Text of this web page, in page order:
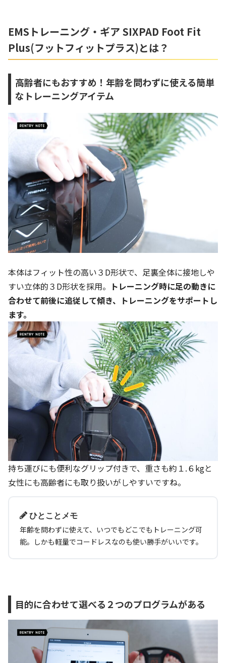
EMS トレーニング・ギア SIXPAD Foot Fit
Plus(フットフィットプラス)とは？
高齢者にもおすすめ！年齢を問わずに使える簡単
なトレーニングアイテム
本体はフィット性の高い３ D形状で、足裏全体に接地しや
すい立体的３ D形状を採用。 トレーニング時に足の動きに
合わせて前後に追従して傾き、トレーニングをサポートし
ます。
持ち運びにも便利なグリップ付きで、重さも約１.６kgと
女性にも高齢者にも取り扱いがしやすいですね。
ひとことメモ
年齢を問わずに使えて、いつでもどこでもトレーニング可
能。しかも軽量でコードレスなのも使い勝手がいいです。
目的に合わせて選べる２つのプログラムがある